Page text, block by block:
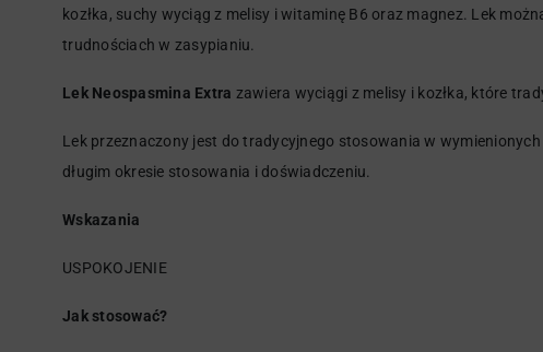
kozłka, suchy wyciąg z melisy i witaminę B6 oraz magnez. Lek
trudnościach w zasypianiu.
Lek Neospasmina Extra zawiera wyciągi z melisy i kozłka, które
Lek przeznaczony jest do tradycyjnego stosowania w
długim okresie stosowania i doświadczeniu.
Wskazania
USPOKOJENIE
Jak stosować?